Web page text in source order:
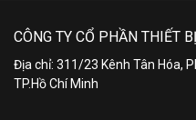
CÔNG TY CỔ PHẦN THIẾT
Địa chỉ: 311/23 Kênh Tân Hóa,
TP.Hồ Chí Minh